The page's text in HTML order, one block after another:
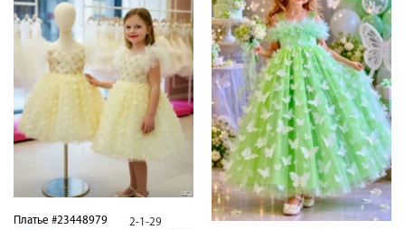
Платье #23448979 2-1-29